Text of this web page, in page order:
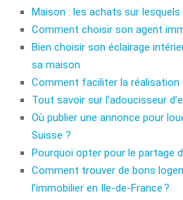
Maison : les achats sur
Comment choisir son agent
Bien choisir son éclairage
sa maison
Comment faciliter la réalisation
Tout savoir sur l’adoucisseur
Où publier une annonce pour
Suisse ?
Pourquoi opter pour le partage
Comment trouver de bons
l’immobilier en Ile-de-France ?